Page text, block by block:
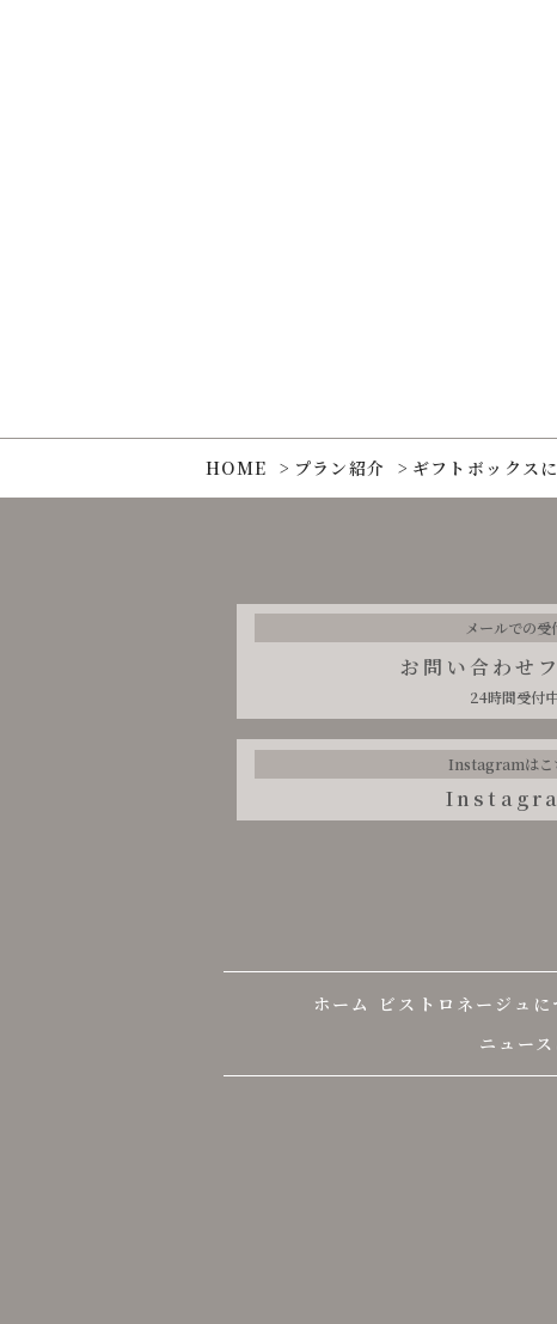
HOME プラン紹介 ギフトボックス
メールでの受
お問い合わせ
24時間受付
Instagramはこ
ホーム ビストロネージュに
ニュー